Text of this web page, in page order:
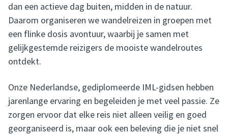
dan een actieve dag buiten, midden in de natuur.
Daarom organiseren we wandelreizen in groepen met
een flinke dosis avontuur, waarbij je samen met
gelijkgestemde reizigers de mooiste wandelroutes
ontdekt.
Onze Nederlandse, gediplomeerde IML-gidsen hebben
jarenlange ervaring en begeleiden je met veel passie. Ze
zorgen ervoor dat elke reis niet alleen veilig en goed
georganiseerd is, maar ook een beleving die je niet snel